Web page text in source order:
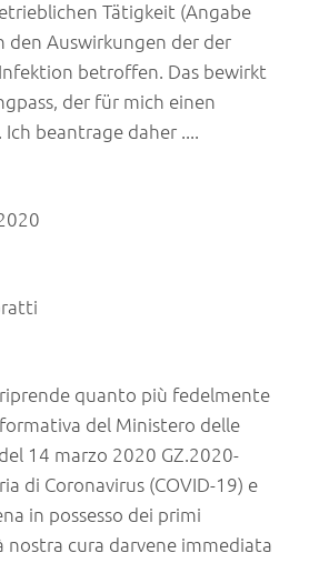
Tätigkeit (Angabe
Auswirkungen der der
Infektion betroffen. Das bewirkt
der für mich einen
beantrage daher ....
quanto più fedelmente
del Ministero delle
14 marzo 2020 GZ.2020-
di Coronavirus (COVID-19) e
in possesso dei primi
nostra cura darvene immediata